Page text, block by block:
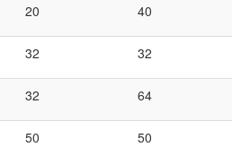
20 40
32 32
32 64
50 50